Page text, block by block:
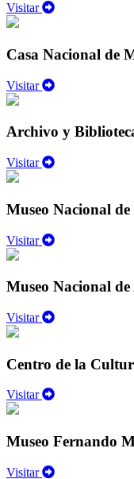
Visitar
Casa Nacional de
Visitar
Archivo y
Visitar
Museo Nacional
Visitar
Museo Nacional
Visitar
Centro de la
Visitar
Museo Fernando
Visitar